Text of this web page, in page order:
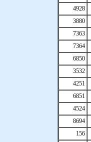
4928
3880
7363
7364
6850
3532
4251
6851
4524
8694
156